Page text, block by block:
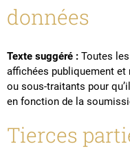
données
Texte suggéré : Toutes
affichées publiquement et
ou sous-traitants pour
en fonction de la
Tierces